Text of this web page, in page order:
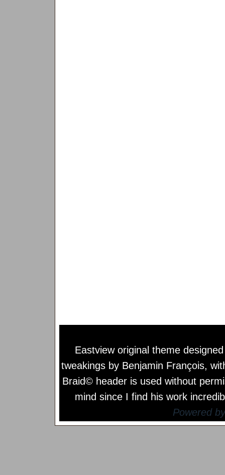
Eastview original theme
tweakings by Benjamin François,
Braid© header is used without
mind since I find his work
Powered